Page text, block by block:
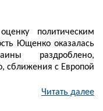
политическим
Ющенко оказалась
раздроблено,
сближения с Европой
Читать далее